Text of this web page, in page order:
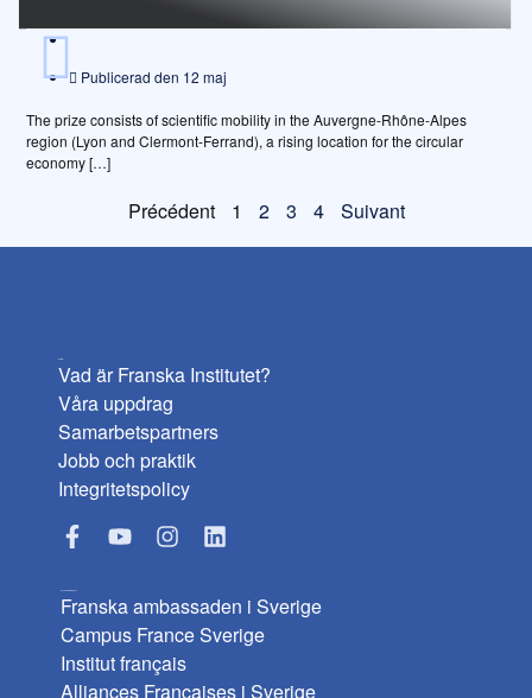
Publicerad den 12 maj
The prize consists of scientific mobility in the Auvergne-Rhône-Alpes
region (Lyon and Clermont-Ferrand), a rising location for the circular
economy […]
Précédent 1 2 3 4 Suivant
Vad är Franska Institutet?
Våra uppdrag
Samarbetspartners
Jobb och praktik
Integritetspolicy
Franska ambassaden i Sverige
Campus France Sverige
Institut français
Alliances Françaises i Sverige